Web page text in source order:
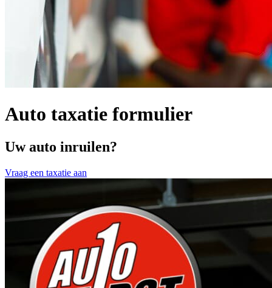
Auto taxatie formulier
Uw auto inruilen?
Vraag een taxatie aan